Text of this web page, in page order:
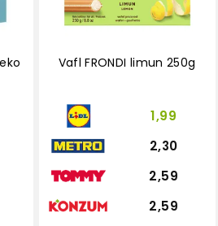
Vafl FRONDI limun 250g
1,99
2,30
2,59
2,59